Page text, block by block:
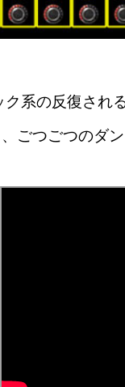
系の反復され
ごつごつのダ